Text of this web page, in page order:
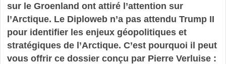
sur le Groenland ont attiré l’attention sur
l’Arctique. Le Diploweb n’a pas attendu Trump II
pour identifier les enjeux géopolitiques et
stratégiques de l’Arctique. C’est pourquoi il peut
vous offrir ce dossier conçu par Pierre Verluise :